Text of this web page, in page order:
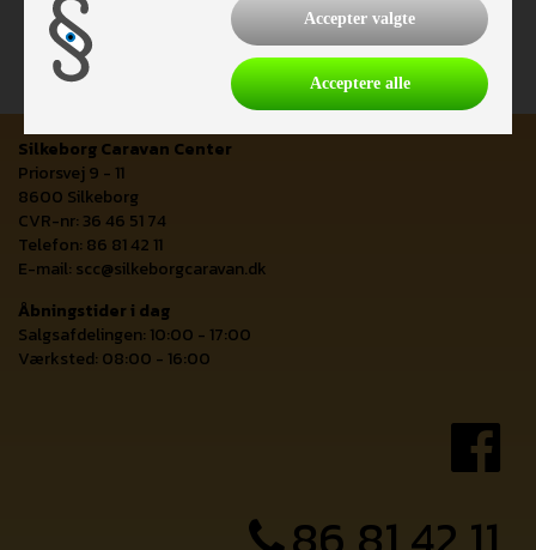
Silkeborg Caravan Center
Priorsvej 9 - 11
8600 Silkeborg
CVR-nr: 36 46 51 74
Telefon: 86 81 42 11
E-mail: scc@silkeborgcaravan.dk
Åbningstider i dag
Salgsafdelingen: 10:00 - 17:00
Værksted: 08:00 - 16:00
Accepter valgte
Acceptere alle